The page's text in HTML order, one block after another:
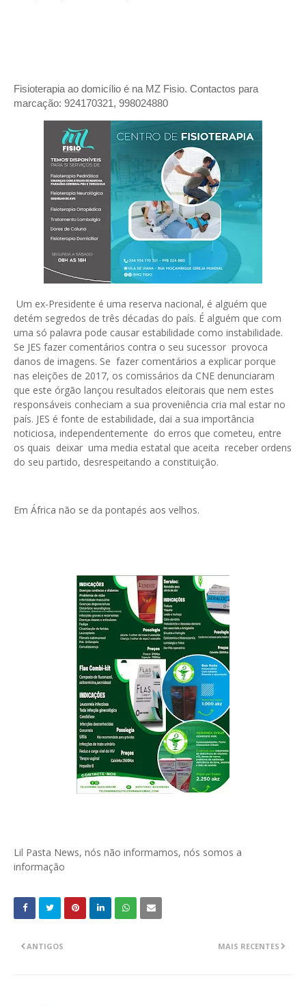
Fisioterapia ao domicílio é na MZ Fisio. Contactos para
marcação: 924170321, 998024880
Um ex-Presidente é uma reserva nacional, é alguém que
detém segredos de três décadas do país. É alguém que com
uma só palavra pode causar estabilidade como instabilidade.
Se JES fazer comentários contra o seu sucessor provoca
danos de imagens. Se fazer comentários a explicar porque
nas eleições de 2017, os comissários da CNE denunciaram
que este órgão lançou resultados eleitorais que nem estes
responsáveis conheciam a sua proveniência cria mal estar no
país. JES é fonte de estabilidade, dai a sua importância
noticiosa, independentemente do erros que cometeu, entre
os quais deixar uma media estatal que aceita receber ordens
do seu partido, desrespeitando a constituição.
Em África não se da pontapés aos velhos.
Lil Pasta News, nós não informamos, nós somos a
informação
MAIS RECENTES
ANTIGOS